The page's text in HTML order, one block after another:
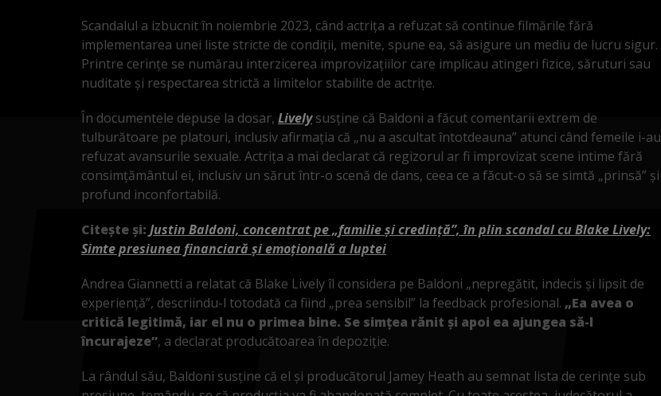
Scandalul a izbucnit în noiembrie 2023, când actrița a refuzat să continue filmările fără
implementarea unei liste stricte de condiții, menite, spune ea, să asigure un mediu de lucru sigur.
Printre cerințe se numărau interzicerea improvizațiilor care implicau atingeri fizice, săruturi sau
nuditate și respectarea strictă a limitelor stabilite de actrițe.
În documentele depuse la dosar, Livelysusține că Baldoni a făcut comentarii extrem de
tulburătoare pe platouri, inclusiv afirmația că „nu a ascultat întotdeauna” atunci când femeile i-au
refuzat avansurile sexuale. Actrița a mai declarat că regizorul ar fi improvizat scene intime fără
consimțământul ei, inclusiv un sărut într-o scenă de dans, ceea ce a făcut-o să se simtă „prinsă” și
profund inconfortabilă.
Citește și: Justin Baldoni, concentrat pe „familie și credință”, în plin scandal cu Blake Lively:
Simte presiunea financiară și emoțională a luptei
Andrea Giannetti a relatat că Blake Lively îl considera pe Baldoni „nepregătit, indecis și lipsit de
experiență”, descriindu-l totodată ca fiind „prea sensibil” la feedback profesional. „Ea avea o
critică legitimă, iar el nu o primea bine. Se simțea rănit și apoi ea ajungea să-l
încurajeze”, a declarat producătoarea în depoziție.
La rândul său, Baldoni susține că el și producătorul Jamey Heath au semnat lista de cerințe sub